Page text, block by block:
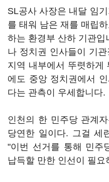
SL공사 사장은 내달 임
를 태워 남은 재를 매립
하는 환경부 산하 기관
나 정치권 인사들이 기
지역 내부에서 뚜렷하게
에도 중앙 정치권에서
다는 관측이 우세합니다.
인천의 한 민주당 관계
당연한 일이다. 그걸 세
"이번 선거를 통해 민주
납득할 만한 인선이 필